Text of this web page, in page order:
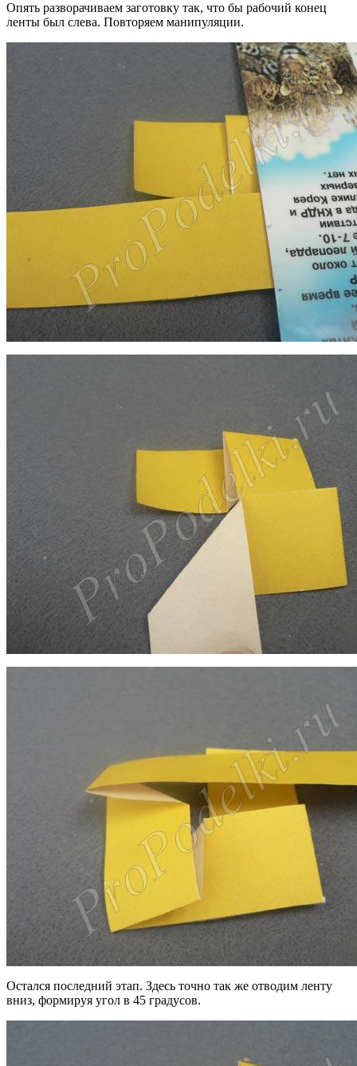
Опять разворачиваем заготовку так, что бы рабочий конец
ленты был слева. Повторяем манипуляции.
Остался последний этап. Здесь точно так же отводим ленту
вниз, формируя угол в 45 градусов.